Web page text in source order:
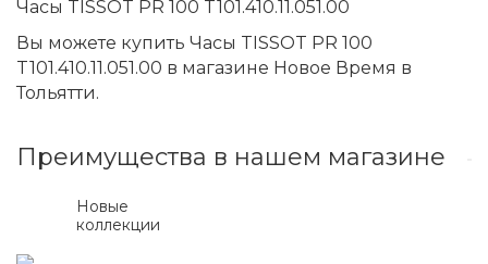
Часы TISSOT PR 100 T101.410.11.051.00
Вы можете купить Часы TISSOT PR 100
T101.410.11.051.00 в магазине Новое Время в
Тольятти.
Преимущества в нашем магазине
Новые
коллекции